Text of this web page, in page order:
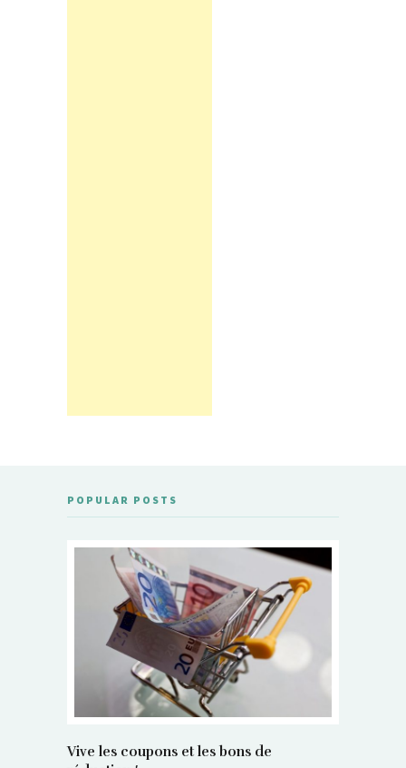
POPULAR POSTS
Vive les coupons et les bons de